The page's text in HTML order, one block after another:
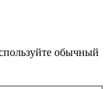
обычный